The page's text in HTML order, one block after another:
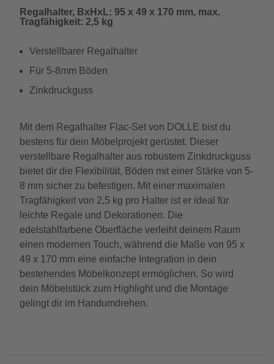
Regalhalter, BxHxL: 95 x 49 x 170 mm, max.
Tragfähigkeit: 2,5 kg
Verstellbarer Regalhalter
Für 5-8mm Böden
Zinkdruckguss
Mit dem Regalhalter Flac-Set von DOLLE bist du
bestens für dein Möbelprojekt gerüstet. Dieser
verstellbare Regalhalter aus robustem Zinkdruckguss
bietet dir die Flexibilität, Böden mit einer Stärke von 5-
8 mm sicher zu befestigen. Mit einer maximalen
Tragfähigkeit von 2,5 kg pro Halter ist er ideal für
leichte Regale und Dekorationen. Die
edelstahlfarbene Oberfläche verleiht deinem Raum
einen modernen Touch, während die Maße von 95 x
49 x 170 mm eine einfache Integration in dein
bestehendes Möbelkonzept ermöglichen. So wird
dein Möbelstück zum Highlight und die Montage
gelingt dir im Handumdrehen.